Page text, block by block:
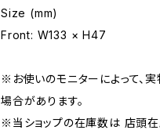
Size (mm)
Front: W133 × H47
※お使いのモニターによって、
場合があります。
※当ショップの在庫数は 店頭在